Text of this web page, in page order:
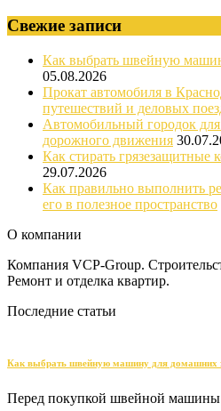
Свежие записи
Как выбрать швейную
05.08.2026
Прокат автомобиля в
путешествий и деловых
Автомобильный городок
дорожного движения
Как стирать грязезащитные
29.07.2026
Как правильно выполнить
его в полезное пространство
О компании
Компания VCP-Group.
Ремонт и отделка квартир.
Последние статьи
Как выбрать швейную машину для домашних
Перед покупкой швейной машины